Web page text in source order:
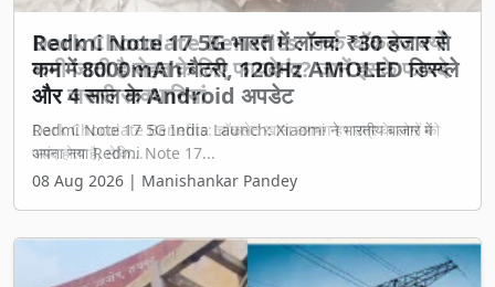
Dark Chocolate Benefits: डार्क चॉकलेट क्यों
मानी जाती है सेहत के लिए फायदेमंद? जानें इसके फायदे
और जरूरी सावधानियां
Dark Chocolate Benefits: चॉकलेट खाना लगभग हर उम्र के लोगों को
पसंद होता है, लेकि...
08 Aug 2026 | Manishankar Pandey